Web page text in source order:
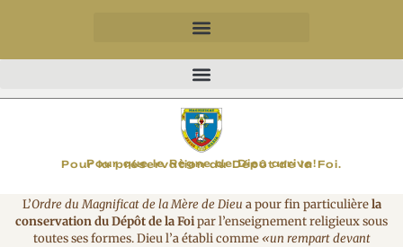
Pour la préservation du Dépôt de la Foi.
Pour que le Règne de Dieu arrive!
MAGNIFICAT
L’Ordre du Magnificat de la Mère de Dieu a pour fin particulièrela
conservation du Dépôt de la Foipar l’enseignement religieux sous
toutes ses formes. Dieu l’a établi comme«un rempart devant